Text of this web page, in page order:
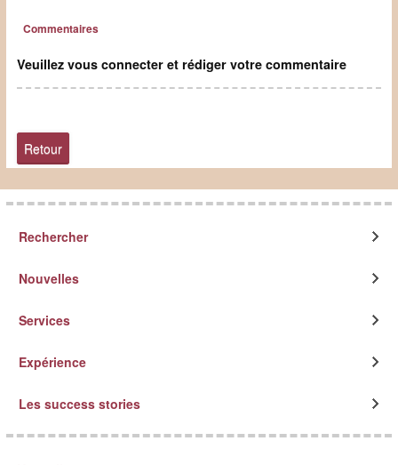
Commentaires
Veuillez vous connecter et rédiger votre commentaire
Retour
Rechercher
Nouvelles
Services
Expérience
Les success stories